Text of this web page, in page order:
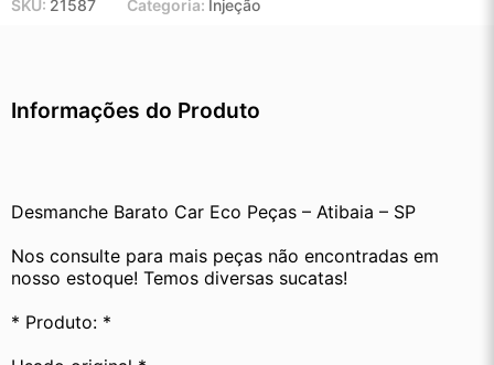
SKU: 21587 Categoria: Injeção
Informações do Produto
Desmanche Barato Car Eco Peças – Atibaia – SP
Nos consulte para mais peças não encontradas em
nosso estoque! Temos diversas sucatas!
* Produto: *